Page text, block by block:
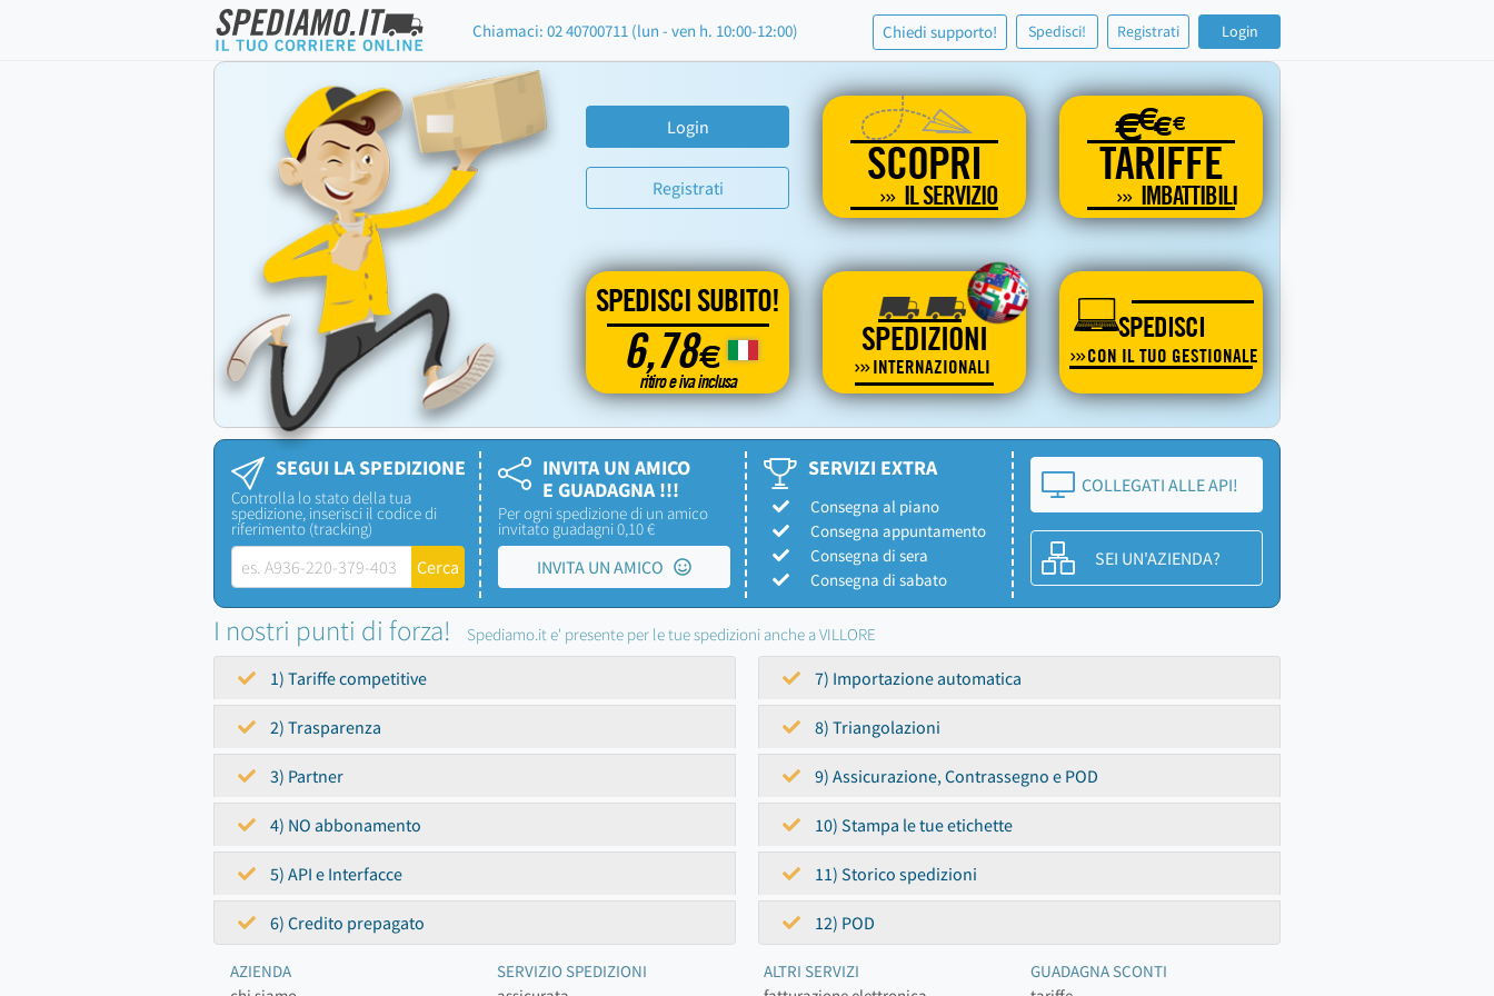
Chiamaci: 02 40700711 (lun - ven h. 10:00-12:00) Chiedi supporto! Spedisci! Registrati Login
Login
Registrati SCOPRI
IL SERVIZIO
€€€€
TARIFFE
IMBATTIBILI
SPEDISCI SUBITO!
6,78€
ritiro e iva inclusa
SPEDIZIONI
INTERNAZIONALI
SPEDISCI
CON IL TUO GESTIONALE
SEGUI LA SPEDIZIONE
Controlla lo stato della tua
spedizione, inserisci il codice di
riferimento (tracking)
INVITA UN AMICO
E GUADAGNA !!!
Per ogni spedizione di un amico
invitato guadagni 0,10 €
INVITA UN AMICO
SERVIZI EXTRA
Consegna al piano
Consegna appuntamento
Consegna di sera
Consegna di sabato
COLLEGATI ALLE API!
SEI UN'AZIENDA?
I nostri punti di forza! Spediamo.it e' presente per le tue spedizioni anche a VILLORE
1) Tariffe competitive
2) Trasparenza
3) Partner
4) NO abbonamento
5) API e Interfacce
6) Credito prepagato
7) Importazione automatica
8) Triangolazioni
9) Assicurazione, Contrassegno e POD
10) Stampa le tue etichette
11) Storico spedizioni
12) POD
AZIENDA
SERVIZIO SPEDIZIONI
ALTRI SERVIZI
GUADAGNA SCONTI